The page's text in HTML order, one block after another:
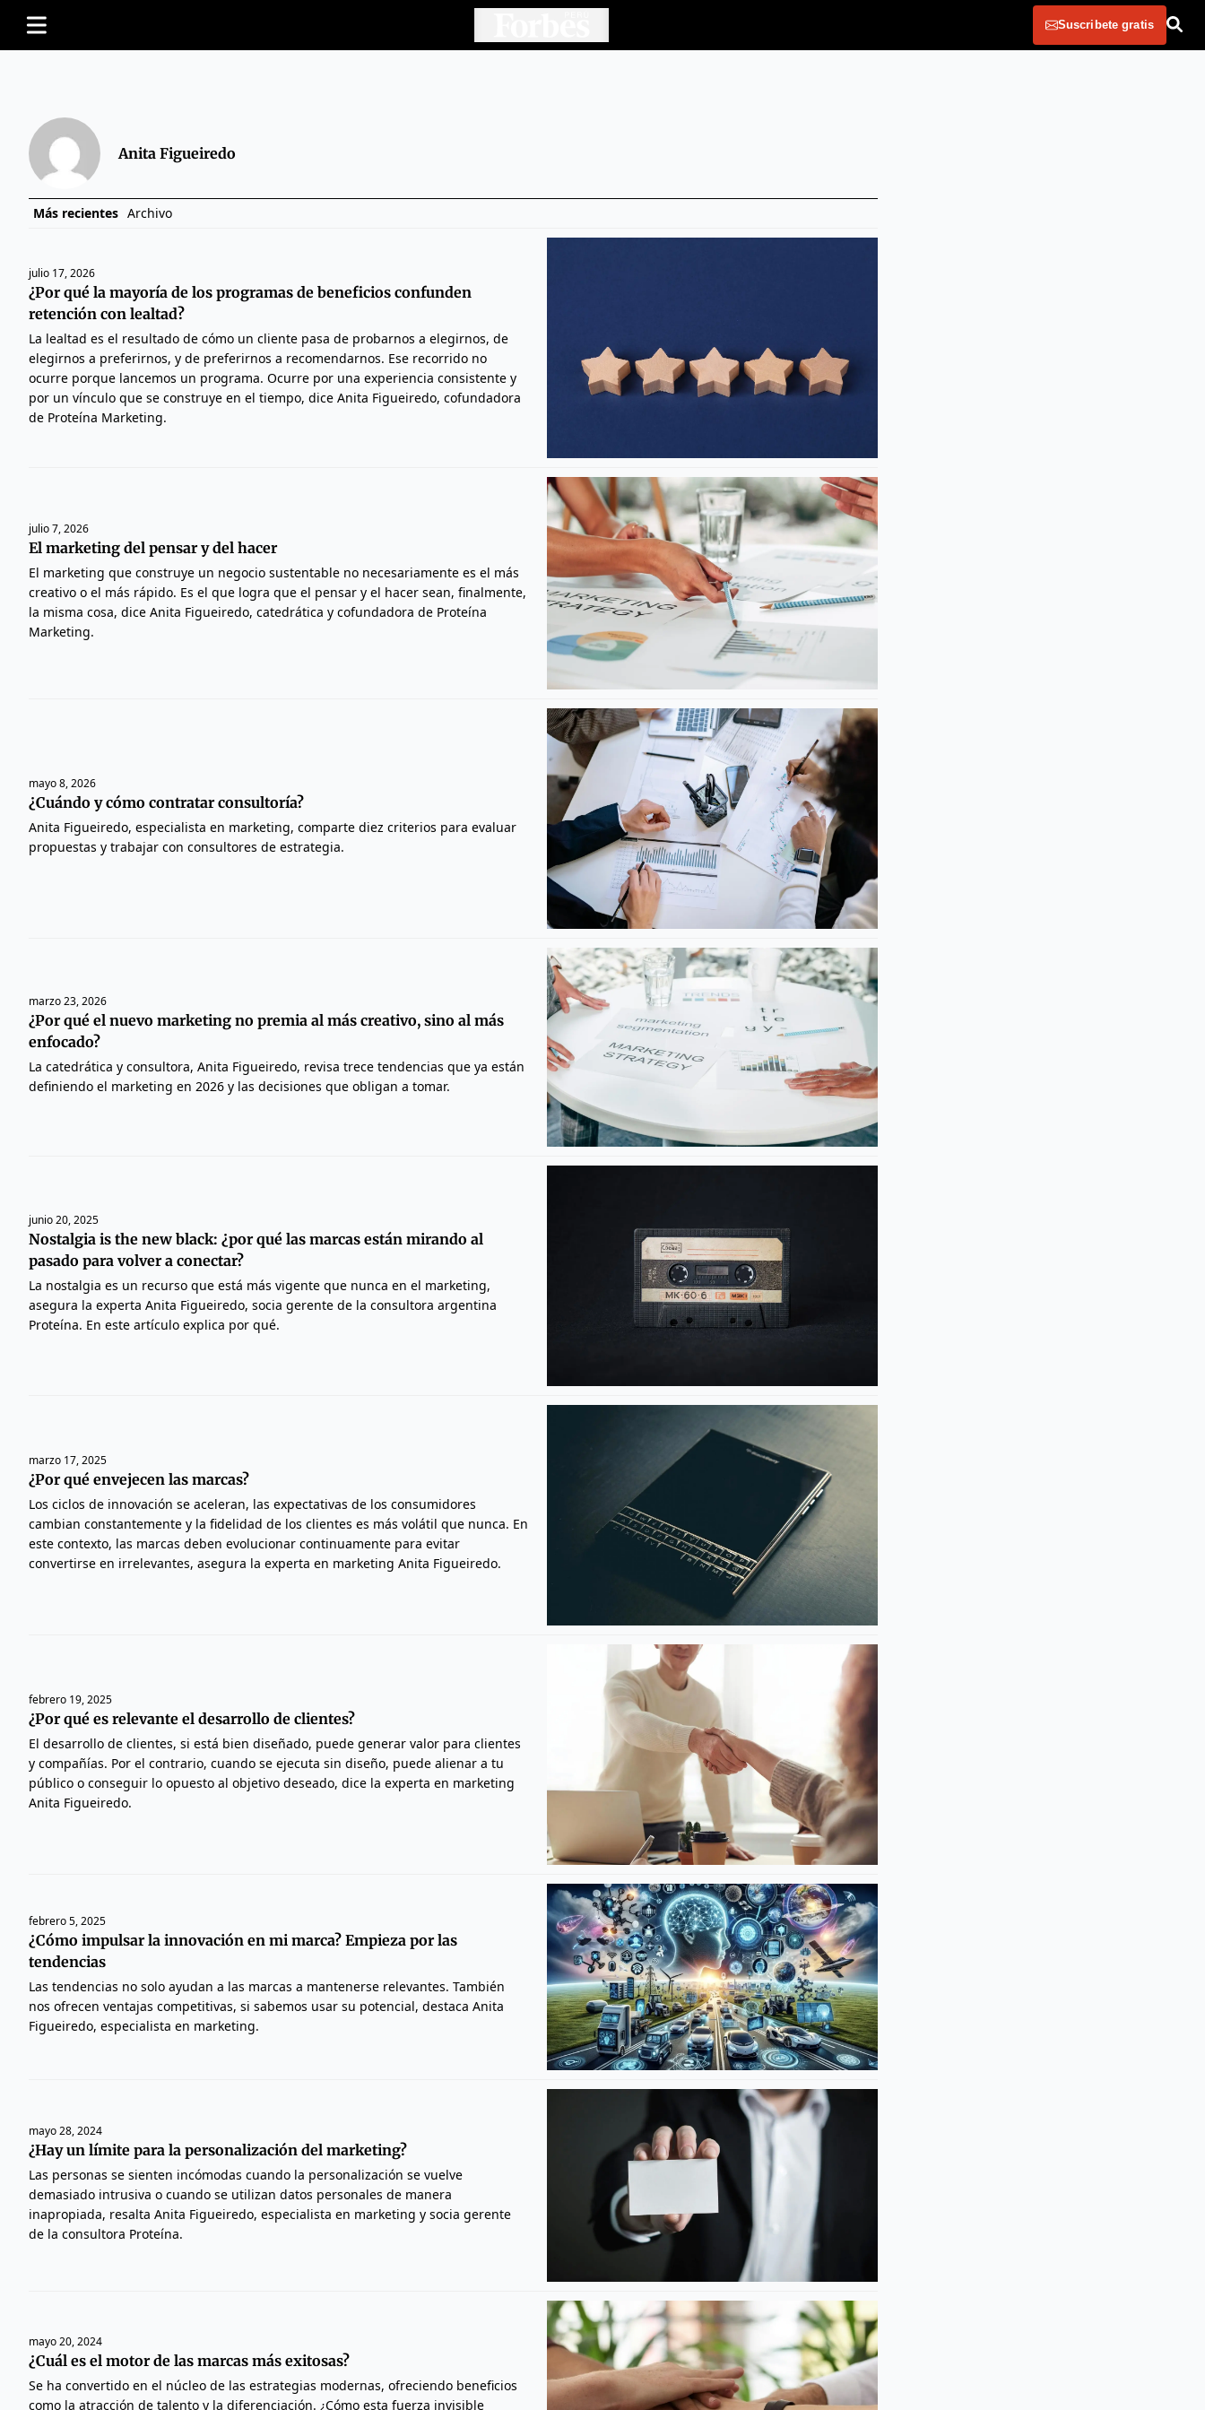
Suscribete gratis
Anita Figueiredo
Más recientes Archivo
julio 17, 2026
¿Por qué la mayoría de los programas de beneficios confunden
retención con lealtad?
La lealtad es el resultado de cómo un cliente pasa de probarnos a elegirnos, de
elegirnos a preferirnos, y de preferirnos a recomendarnos. Ese recorrido no
ocurre porque lancemos un programa. Ocurre por una experiencia consistente y
por un vínculo que se construye en el tiempo, dice Anita Figueiredo, cofundadora
de Proteína Marketing.
julio 7, 2026
El marketing del pensar y del hacer
El marketing que construye un negocio sustentable no necesariamente es el más
creativo o el más rápido. Es el que logra que el pensar y el hacer sean, finalmente,
la misma cosa, dice Anita Figueiredo, catedrática y cofundadora de Proteína
Marketing.
mayo 8, 2026
¿Cuándo y cómo contratar consultoría?
Anita Figueiredo, especialista en marketing, comparte diez criterios para evaluar
propuestas y trabajar con consultores de estrategia.
marzo 23, 2026
¿Por qué el nuevo marketing no premia al más creativo, sino al más
enfocado?
La catedrática y consultora, Anita Figueiredo, revisa trece tendencias que ya están
definiendo el marketing en 2026 y las decisiones que obligan a tomar.
junio 20, 2025
Nostalgia is the new black: ¿por qué las marcas están mirando al
pasado para volver a conectar?
La nostalgia es un recurso que está más vigente que nunca en el marketing,
asegura la experta Anita Figueiredo, socia gerente de la consultora argentina
Proteína. En este artículo explica por qué.
marzo 17, 2025
¿Por qué envejecen las marcas?
Los ciclos de innovación se aceleran, las expectativas de los consumidores
cambian constantemente y la fidelidad de los clientes es más volátil que nunca. En
este contexto, las marcas deben evolucionar continuamente para evitar
convertirse en irrelevantes, asegura la experta en marketing Anita Figueiredo.
febrero 19, 2025
¿Por qué es relevante el desarrollo de clientes?
El desarrollo de clientes, si está bien diseñado, puede generar valor para clientes
y compañías. Por el contrario, cuando se ejecuta sin diseño, puede alienar a tu
público o conseguir lo opuesto al objetivo deseado, dice la experta en marketing
Anita Figueiredo.
febrero 5, 2025
¿Cómo impulsar la innovación en mi marca? Empieza por las
tendencias
Las tendencias no solo ayudan a las marcas a mantenerse relevantes. También
nos ofrecen ventajas competitivas, si sabemos usar su potencial, destaca Anita
Figueiredo, especialista en marketing.
mayo 28, 2024
¿Hay un límite para la personalización del marketing?
Las personas se sienten incómodas cuando la personalización se vuelve
demasiado intrusiva o cuando se utilizan datos personales de manera
inapropiada, resalta Anita Figueiredo, especialista en marketing y socia gerente
de la consultora Proteína.
mayo 20, 2024
¿Cuál es el motor de las marcas más exitosas?
Se ha convertido en el núcleo de las estrategias modernas, ofreciendo beneficios
como la atracción de talento y la diferenciación. ¿Cómo esta fuerza invisible